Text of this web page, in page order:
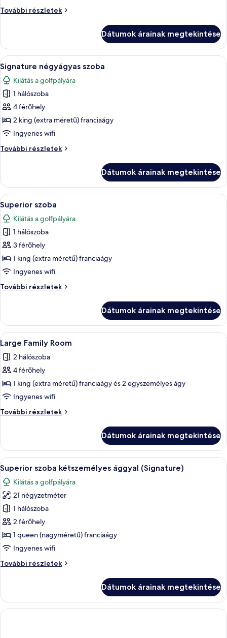
kétszemélyes
További részletek
Superior
(Signature)
további
részletei
Dátumok árainak megtekintése
A
következő
szoba
összes
képének
megtekintése:
Signature
szoba
Egy szállodai szoba két ággyal,
3
Signature négyágyas szoba
Kilátás a golfpályára
1 hálószoba
4 férőhely
2 king (extra méretű) franciaágy
Ingyenes wifi
További részletek
Signature
részletei
Dátumok árainak megtekintése
A
következő
szoba
összes
képének
megtekintése:
Superior
Egy szállodai szoba, amelyben egy
7
Superior szoba
Kilátás a golfpályára
1 hálószoba
3 férőhely
1 king (extra méretű) franciaágy
Ingyenes wifi
További részletek
Superior
Dátumok árainak megtekintése
A
következő
szoba
összes
képének
megtekintése:
Large
Family
Prémium ágynemű, íróasztal és
4
Large Family Room
2 hálószoba
4 férőhely
1 king (extra méretű) franciaágy és 2 egyszemélyes ágy
Ingyenes wifi
További részletek
Large
részletei
Dátumok árainak megtekintése
A
következő
szoba
összes
képének
megtekintése:
Superior
szoba
kétszemélyes
ággyal
Prémium ágynemű, íróasztal és
3
Superior szoba kétszemélyes ággyal (Signature)
Kilátás a golfpályára
21 négyzetméter
1 hálószoba
2 férőhely
1 queen (nagyméretű) franciaágy
Ingyenes wifi
További részletek
Superior
(Signature)
további
részletei
Dátumok árainak megtekintése